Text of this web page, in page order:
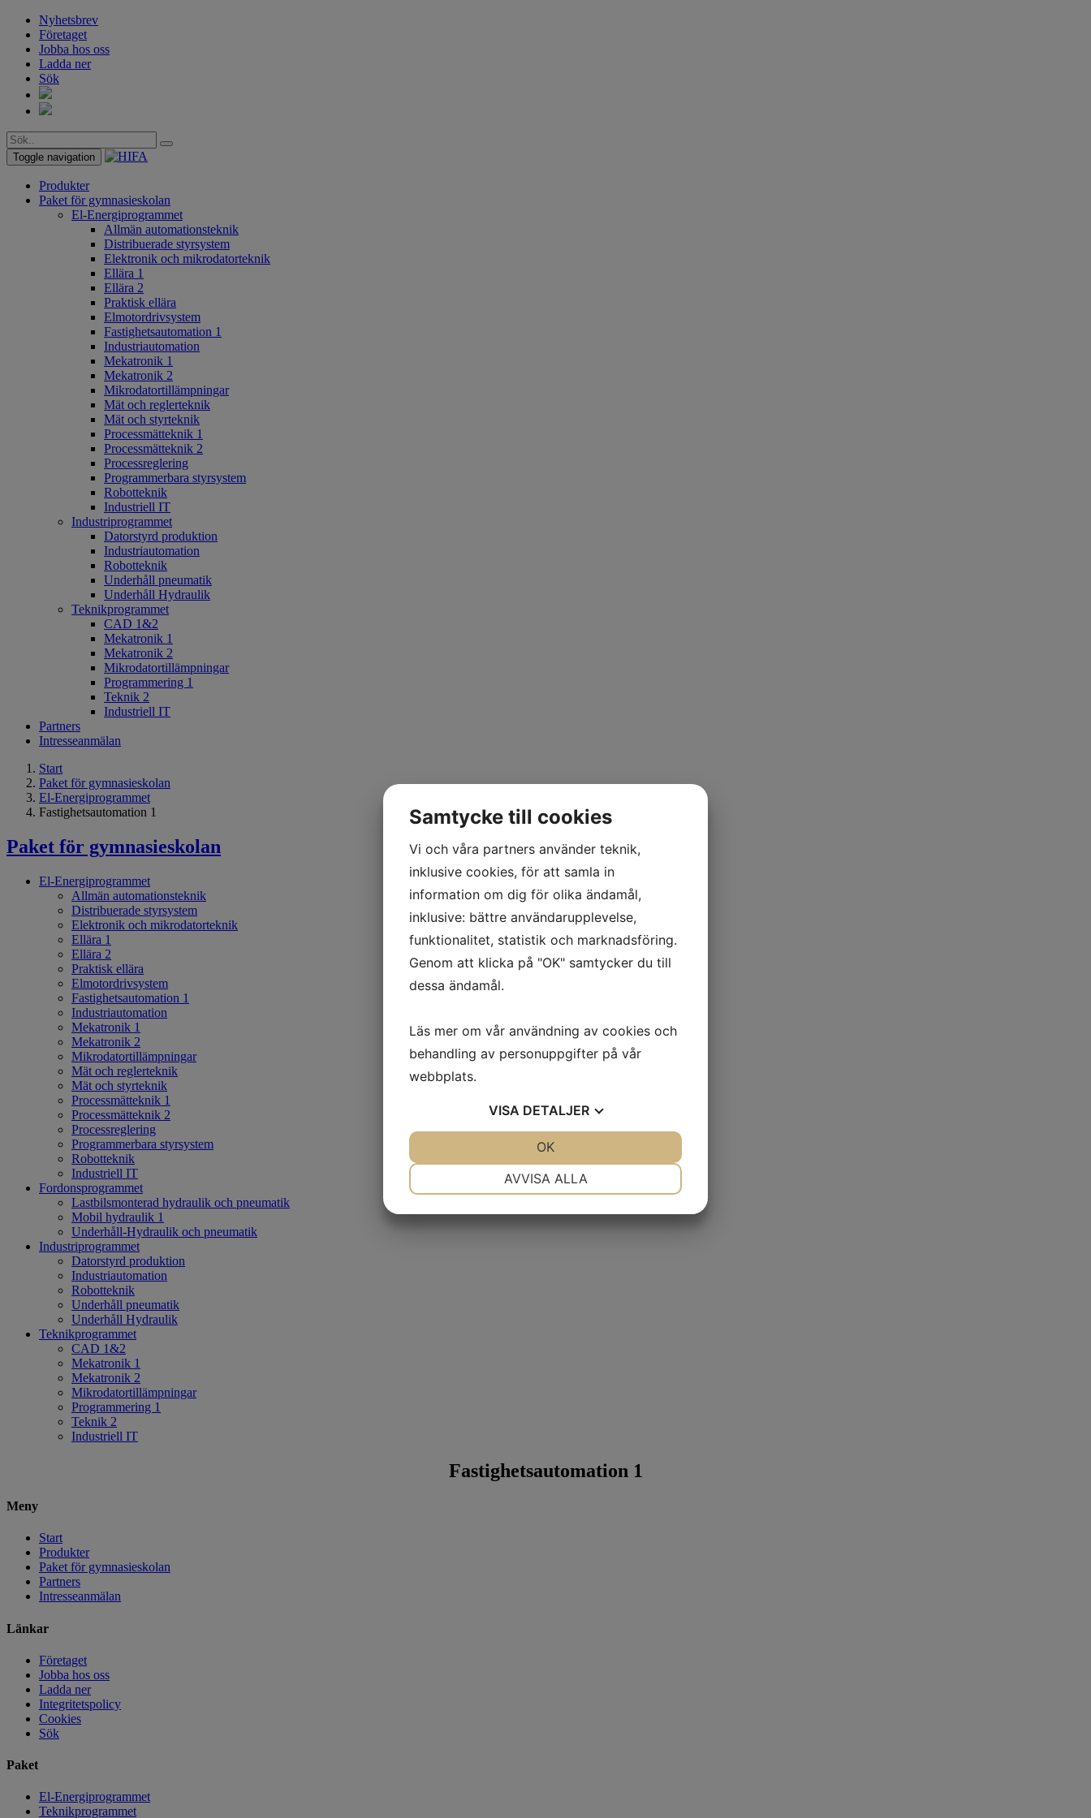
Nyhetsbrev
Företaget
Jobba hos oss
Ladda ner
Sök
Toggle navigation
Produkter
Paket för gymnasieskolan
El-Energiprogrammet
Allmän automationsteknik
Distribuerade styrsystem
Elektronik och mikrodatorteknik
Ellära 1
Ellära 2
Praktisk ellära
Elmotordrivsystem
Fastighetsautomation 1
Industriautomation
Mekatronik 1
Mekatronik 2
Mikrodatortillämpningar
Mät och reglerteknik
Mät och styrteknik
Processmätteknik 1
Processmätteknik 2
Processreglering
Programmerbara styrsystem
Robotteknik
Industriell IT
Industriprogrammet
Datorstyrd produktion
Industriautomation
Robotteknik
Underhåll pneumatik
Underhåll Hydraulik
Teknikprogrammet
CAD 1&2
Mekatronik 1
Mekatronik 2
Mikrodatortillämpningar
Programmering 1
Teknik 2
Industriell IT
Partners
Intresseanmälan
Start
Paket för gymnasieskolan
El-Energiprogrammet
Fastighetsautomation 1
Paket för gymnasieskolan
El-Energiprogrammet
Allmän automationsteknik
Distribuerade styrsystem
Elektronik och mikrodatorteknik
Ellära 1
Ellära 2
Praktisk ellära
Elmotordrivsystem
Fastighetsautomation 1
Industriautomation
Mekatronik 1
Mekatronik 2
Mikrodatortillämpningar
Mät och reglerteknik
Mät och styrteknik
Processmätteknik 1
Processmätteknik 2
Processreglering
Programmerbara styrsystem
Robotteknik
Industriell IT
Fordonsprogrammet
Lastbilsmonterad hydraulik och pneumatik
Mobil hydraulik 1
Underhåll-Hydraulik och pneumatik
Industriprogrammet
Datorstyrd produktion
Industriautomation
Robotteknik
Underhåll pneumatik
Underhåll Hydraulik
Teknikprogrammet
CAD 1&2
Mekatronik 1
Mekatronik 2
Mikrodatortillämpningar
Programmering 1
Teknik 2
Industriell IT
Fastighetsautomation 1
Meny
Start
Produkter
Paket för gymnasieskolan
Partners
Intresseanmälan
Länkar
Företaget
Jobba hos oss
Ladda ner
Integritetspolicy
Cookies
Sök
Paket
El-Energiprogrammet
Teknikprogrammet
Samtycke till cookies
Vi och våra partners använder teknik,
inklusive cookies, för att samla in
information om dig för olika ändamål,
inklusive: bättre användarupplevelse,
funktionalitet, statistik och marknadsföring.
Genom att klicka på "OK" samtycker du till
dessa ändamål.
Läs mer om vår användning av cookies och
behandling av personuppgifter på vår
webbplats.
VISA DETALJER
AVVISA ALLA
OK